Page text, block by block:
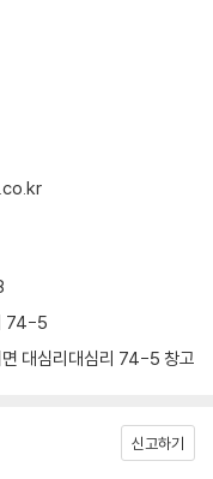
가득하다. 방대한 독서
념은 세 차례나 영예로운
는 그의 소설들은 소재가
에서 읽어도 공감을 얻어
작품을 현대의 고전이라
대표작 세 편을 한꺼번에
성 들여 준비한 선물임이
쥔 「오기 마치의 모험」은
이 가는 작품”이라고 말할
다. 주인공 오기 마치의 인
74-5
대심리대심리 74-5 창고
신고하기